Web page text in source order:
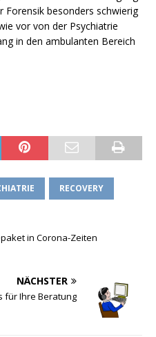
Forensik besonders schwierig
vor von der Psychiatrie
in den ambulanten Bereich
RECOVERY
in Corona-Zeiten
NÄCHSTER
für Ihre Beratung